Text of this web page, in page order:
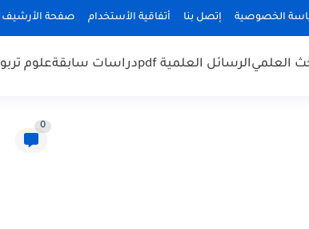
الخصوصية إتصل بنا أتفاقية الأستخدام صفحة الأرشيف
العلميالرسائل العلمية pdf دراسات سابقةعلوم
0